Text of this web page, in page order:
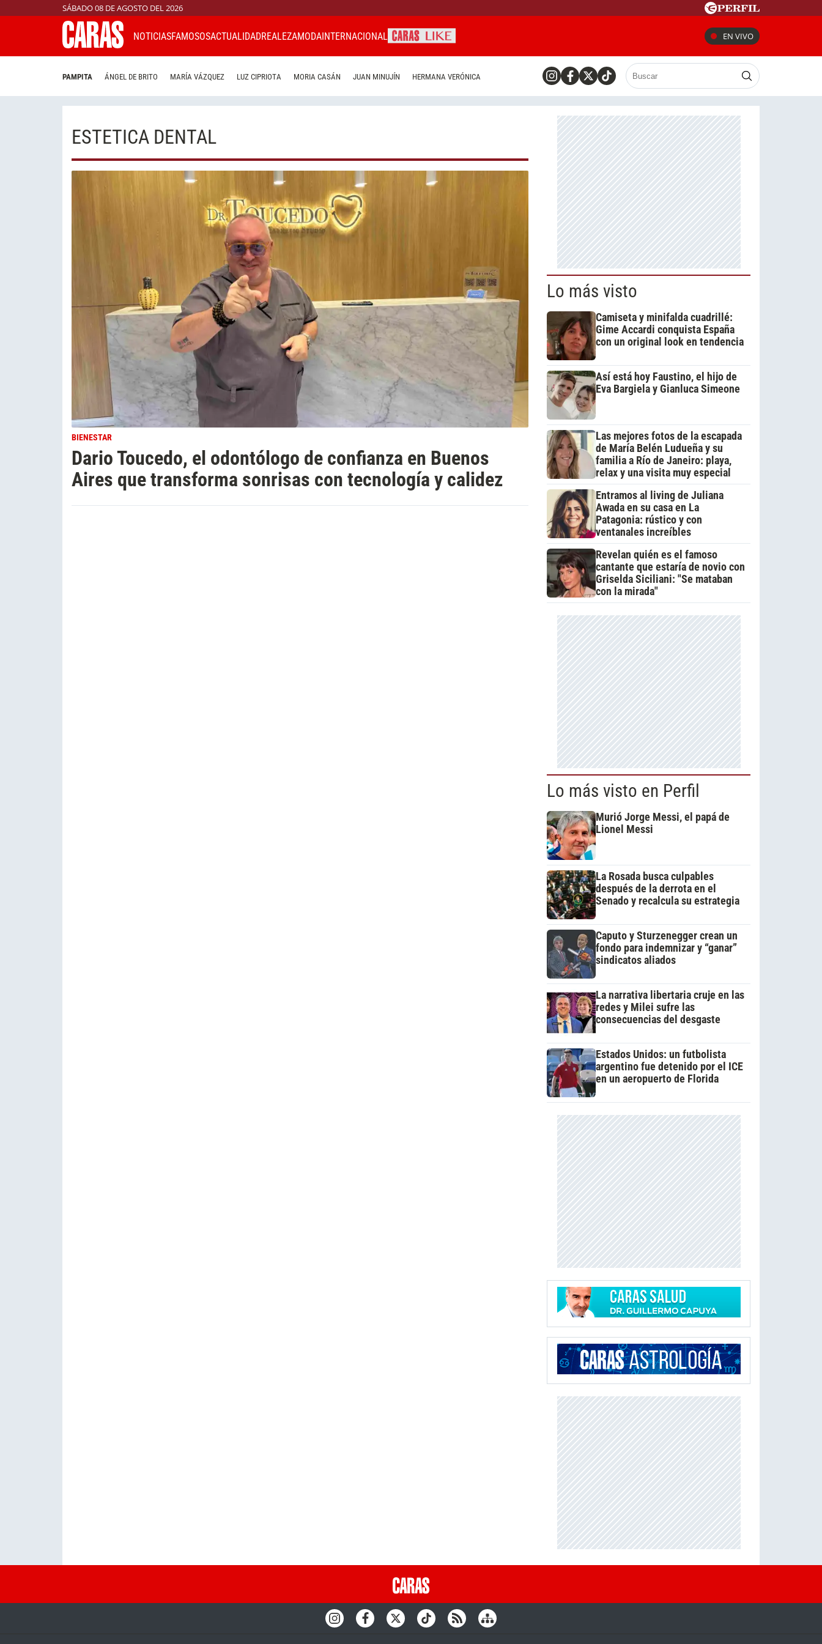
SÁBADO 08 DE AGOSTO DEL 2026
NOTICIASFAMOSOSACTUALIDADREALEZAMODAINTERNACIONAL EN VIVO
PAMPITA ÁNGEL DE BRITO MARÍA VÁZQUEZ LUZ CIPRIOTA MORIA CASÁN JUAN MINUJÍN HERMANA VERÓNICA
ESTETICA DENTAL
BIENESTAR
Dario Toucedo, el odontólogo de confianza en Buenos
Aires que transforma sonrisas con tecnología y calidez
Lo más visto
Camiseta y minifalda cuadrillé:
Gime Accardi conquista España
con un original look en tendencia
Así está hoy Faustino, el hijo de
Eva Bargiela y Gianluca Simeone
Las mejores fotos de la escapada
de María Belén Ludueña y su
familia a Río de Janeiro: playa,
relax y una visita muy especial
Entramos al living de Juliana
Awada en su casa en La
Patagonia: rústico y con
ventanales increíbles
Revelan quién es el famoso
cantante que estaría de novio con
Griselda Siciliani: "Se mataban
con la mirada"
Lo más visto en Perfil
Murió Jorge Messi, el papá de
Lionel Messi
La Rosada busca culpables
después de la derrota en el
Senado y recalcula su estrategia
Caputo y Sturzenegger crean un
fondo para indemnizar y “ganar”
sindicatos aliados
La narrativa libertaria cruje en las
redes y Milei sufre las
consecuencias del desgaste
Estados Unidos: un futbolista
argentino fue detenido por el ICE
en un aeropuerto de Florida